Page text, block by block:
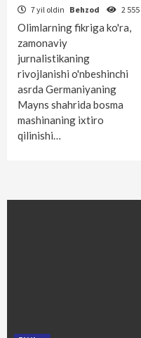
7 yil oldin Behzod 2 555
Olimlarning fikriga ko'ra,
zamonaviy
jurnalistikaning
rivojlanishi o'nbeshinchi
asrda Germaniyaning
Mayns shahrida bosma
mashinaning ixtiro
qilinishi…